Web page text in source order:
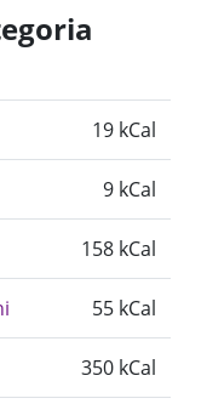
19 kCal
9 kCal
158 kCal
55 kCal
350 kCal